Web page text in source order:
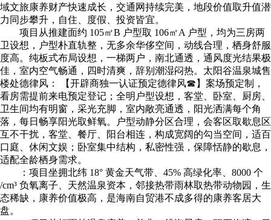
域文旅康养财产快速成长，交通网持续完美，地段价值取升值潜
力同步攀升，自住、度假、投资皆宜。
项目从推建面约 105㎡B 户型取 106㎡A 户型，均为三房两
卫设想，户型朴直轨整，无多余华侈空间，动线合理，栖身舒服
度高。纯板式布局设想，一梯两户，南北通透，通风度光结果极
佳，室内空气畅通，四时清爽，辞别潮湿闷热。太阳谷温泉城售
楼处德律风： 【开辟商独一认证预定德律风☎】案场预定制，
看房需提前来电预定登记；全明户型设想，客堂、卧室、厨房、
卫生间均有明窗，采光充脚，室内敞亮通透，阳光洒满每个角
落，每日畅享阳光取鲜氧。户型动静分区合理，会客区取歇息区
互不干扰，客堂、餐厅、阳台相连，构成宽阔的勾当空间，适百
口庭、休闲文娱；卧室集中结构，私密性强，保障恬静的歇息，
适配全龄栖身需求。
：项目坐拥北纬 18° 黄金天气带、45% 高绿化率、8000 个
/cm³ 负氧离子、天然温泉资本，邻接热带雨林取热带动物园，生
态稀缺，康养价值极高，是海南自贸港不成多得的康养客居大
盘。